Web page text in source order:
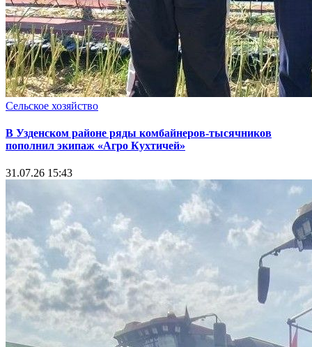
Сельское хозяйство
В Узденском районе ряды комбайнеров-тысячников
пополнил экипаж «Агро Кухтичей»
31.07.26 15:43